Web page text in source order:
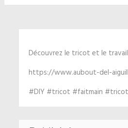
Découvrez le tricot et le travail
https://www.aubout-del-
#DIY #tricot #faitmain